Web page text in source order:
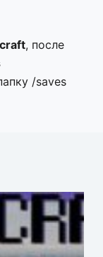
, после
/saves